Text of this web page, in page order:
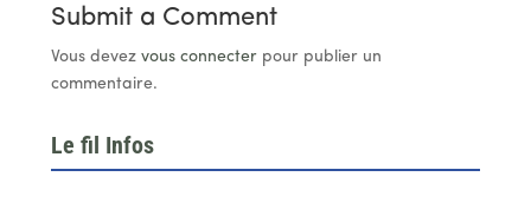
Submit a Comment
Vous devez vous connecterpour publier un
commentaire.
Le fil Infos